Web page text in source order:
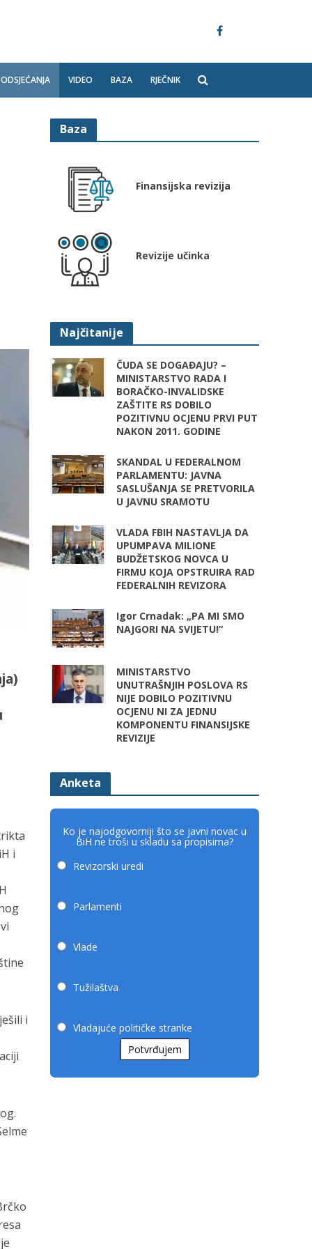
VIDEO BAZA RJEČNIK
i
i
Baza
Finansijska revizija
Revizije učinka
Najčitanije
ČUDA SE DOGAĐAJU? –
MINISTARSTVO RADA I
BORAČKO-INVALIDSKE
ZAŠTITE RS DOBILO
POZITIVNU OCJENU PRVI PUT
NAKON 2011. GODINE
SKANDAL U FEDERALNOM
PARLAMENTU: JAVNA
SASLUŠANJA SE PRETVORILA
U JAVNU SRAMOTU
VLADA FBIH NASTAVLJA DA
UPUMPAVA MILIONE
BUDŽETSKOG NOVCA U
FIRMU KOJA OPSTRUIRA RAD
FEDERALNIH REVIZORA
Igor Crnadak: „PA MI SMO
NAJGORI NA SVIJETU!“
MINISTARSTVO
UNUTRAŠNJIH POSLOVA RS
NIJE DOBILO POZITIVNU
OCJENU NI ZA JEDNU
KOMPONENTU FINANSIJSKE
REVIZIJE
Anketa
Ko je najodgovorniji što se javni novac u
BiH ne troši u skladu sa propisima?
Revizorski uredi
Parlamenti
Vlade
Tužilaštva
Vladajuće političke stranke
Potvrđujem